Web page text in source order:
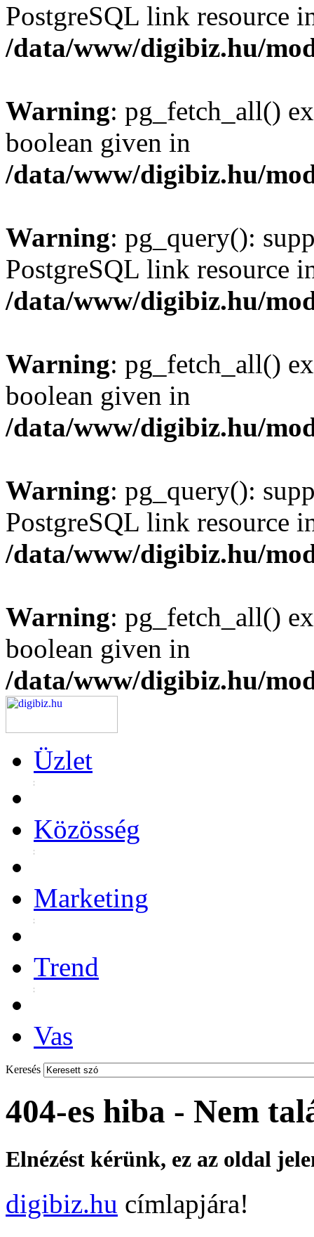
PostgreSQL link resource
/data/www/digibiz.hu/
Warning: pg_fetch_all()
boolean given in
/data/www/digibiz.hu/
Warning: pg_query():
PostgreSQL link resource
/data/www/digibiz.hu/
Warning: pg_fetch_all()
boolean given in
/data/www/digibiz.hu/
Warning: pg_query():
PostgreSQL link resource
/data/www/digibiz.hu/
Warning: pg_fetch_all()
boolean given in
/data/www/digibiz.hu/
Üzlet
Közösség
Marketing
Trend
Vas
Keresés
404-es hiba - Nem
Elnézést kérünk, ez az oldal
digibiz.hu címlapjára!